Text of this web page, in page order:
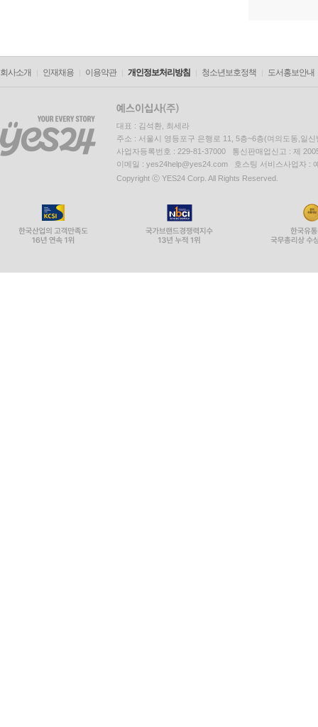
회사소개 인재채용 이용약관 개인정보처리방침 청소년보호정책 도서홍보안내
대표 : 김석환, 최세라
주소 : 서울시 영등포구 은행로 11, 5층~6층(여의도동,일신
사업자등록번호 : 229-81-37000 통신판매업신고 : 제
이메일 : yes24help@yes24.com 호스팅 서비스사업자 :
Copyright ⓒ YES24 Corp. All Rights Reserved.